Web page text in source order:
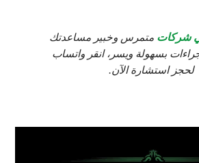
شركات متمرس وخبير مساعدتك
بسهولة ويسر، انقر واتساب
لحجز استشارة الآن.